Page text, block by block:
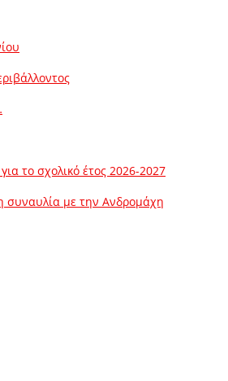
το σχολικό έτος 2026-2027
συναυλία με την Ανδρομάχη